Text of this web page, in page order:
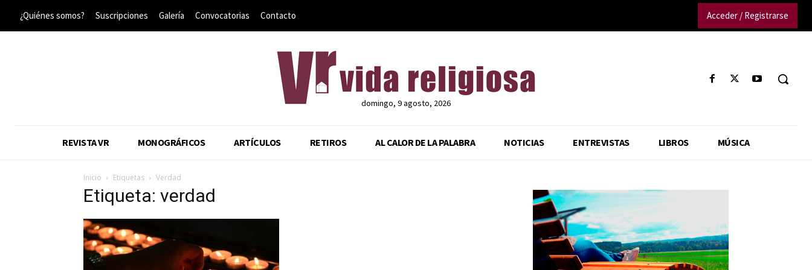
¿Quiénes somos? Suscripciones Galería Convocatorias Contacto Acceder / Registrarse
domingo, 9 agosto, 2026
REVISTA VR MONOGRÁFICOS ARTÍCULOS RETIROS AL CALOR DE LA PALABRA NOTICIAS ENTREVISTAS LIBROS MÚSICA
Inicio Etiquetas Verdad
Etiqueta: verdad